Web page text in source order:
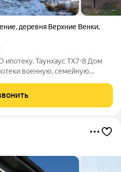
, деревня Верхние Венки,
Таунхаус ТХ7-8 Дом
военную, семейную